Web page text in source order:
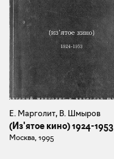
Е. Марголит, В. Шмыров
(Из'ятое кино) 1924-1953
Москва, 1995